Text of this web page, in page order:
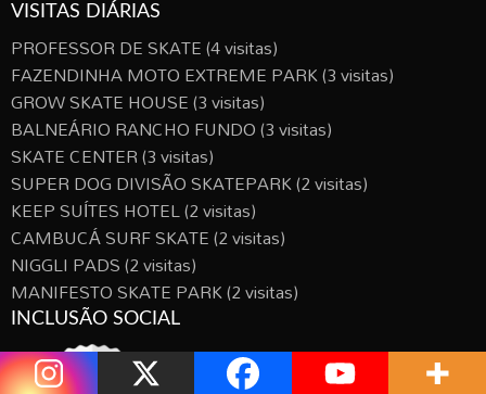
VISITAS DIÁRIAS
PROFESSOR DE SKATE(4 visitas)
FAZENDINHA MOTO EXTREME PARK(3 visitas)
GROW SKATE HOUSE(3 visitas)
BALNEÁRIO RANCHO FUNDO(3 visitas)
SKATE CENTER(3 visitas)
SUPER DOG DIVISÃO SKATEPARK(2 visitas)
KEEP SUÍTES HOTEL(2 visitas)
CAMBUCÁ SURF SKATE(2 visitas)
NIGGLI PADS(2 visitas)
MANIFESTO SKATE PARK(2 visitas)
INCLUSÃO SOCIAL